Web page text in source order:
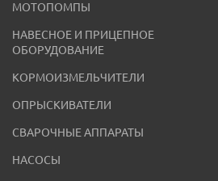
МОТОПОМПЫ
НАВЕСНОЕ И ПРИЦЕПНОЕ
ОБОРУДОВАНИЕ
КОРМОИЗМЕЛЬЧИТЕЛИ
ОПРЫСКИВАТЕЛИ
СВАРОЧНЫЕ АППАРАТЫ
НАСОСЫ